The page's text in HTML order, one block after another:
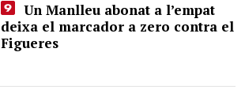
Un Manlleu abonat a l’empat
deixa el marcador a zero contra el
Figueres